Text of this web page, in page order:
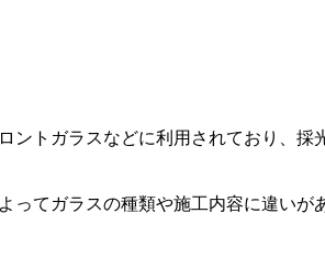
トガラスなどに利用されており、採
てガラスの種類や施工内容に違いが